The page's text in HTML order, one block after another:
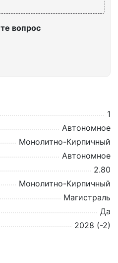
вопрос
1
Автономное
Монолитно-Кирпичный
Автономное
2.80
Монолитно-Кирпичный
Магистраль
Да
2028 (-2)